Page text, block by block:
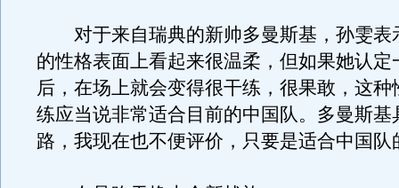
对于来自瑞典的新帅多曼斯基，孙雯表
的性格表面上看起来很温柔，但如果她认定
后，在场上就会变得很干练，很果敢，这种
练应当说非常适合目前的中国队。多曼斯基
路，我现在也不便评价，只要是适合中国队